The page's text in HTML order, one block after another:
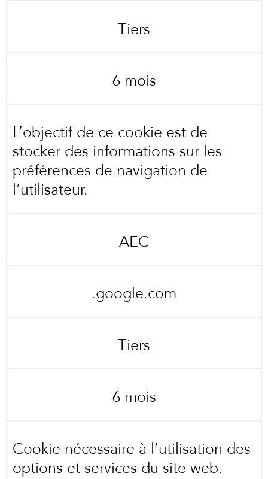
Tiers
6 mois
L’objectif de ce cookie est de
stocker des informations sur les
préférences de navigation de
l’utilisateur.
AEC
.google.com
Tiers
6 mois
Cookie nécessaire à l’utilisation des
options et services du site web.